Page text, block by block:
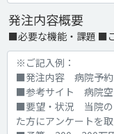
発注内容概要
■必要な機能・課題 ■